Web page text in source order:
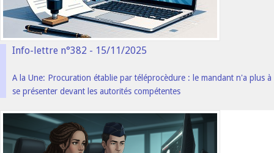
Info-lettre n°382 - 15/11/2025
A la Une: Procuration établie par téléprocèdure : le mandant n'a plus à
se présenter devant les autorités compétentes